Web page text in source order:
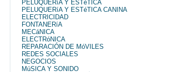
PELUQUERíA Y ESTéTICA
PELUQUERíA Y ESTéTICA CANINA
ELECTRICIDAD
FONTANERíA
MECáNICA
ELECTRóNICA
REPARACIÓN DE MóVILES
REDES SOCIALES
NEGOCIOS
MúSICA Y SONIDO